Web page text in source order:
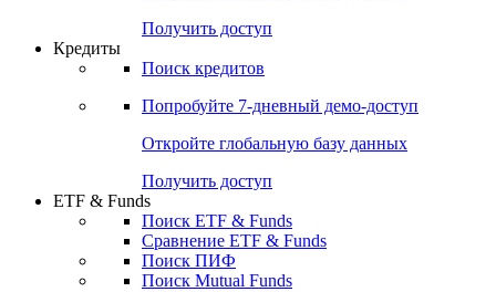
Получить доступ
Кредиты
Поиск кредитов
Попробуйте 7-дневный демо-доступ
Откройте глобальную базу данных
Получить доступ
ETF & Funds
Поиск ETF & Funds
Сравнение ETF & Funds
Поиск ПИФ
Поиск Mutual Funds